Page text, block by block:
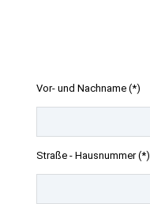
Vor- und Nachname (*)
Straße - Hausnummer (*)